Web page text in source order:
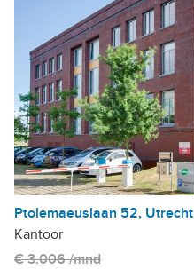
Ptolemaeuslaan 52, Utrecht
Kantoor
€ 3.006 /mnd